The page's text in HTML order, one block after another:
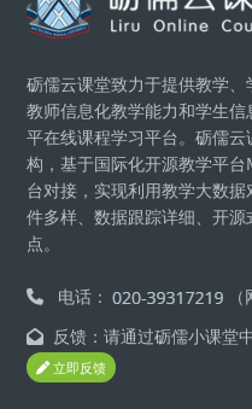
砺儒云课堂致力于提供教学
教师信息化教学能力和学生
平在线课程学习平台。砺儒
构，基于国际化开源教学平
台对接，实现利用教学大数
件多样、数据跟踪详细、开
点。
电话：
反馈：请通过砺儒小课堂
立即反馈